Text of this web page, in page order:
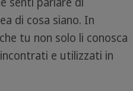
di cosa siano. In
tu non solo li conosca
e utilizzati in